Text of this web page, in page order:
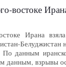
востоке
Ирана
Белуджистан
данным
данным, взрывы